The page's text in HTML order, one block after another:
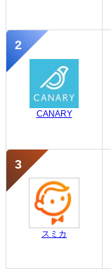
CANARY
スミカ